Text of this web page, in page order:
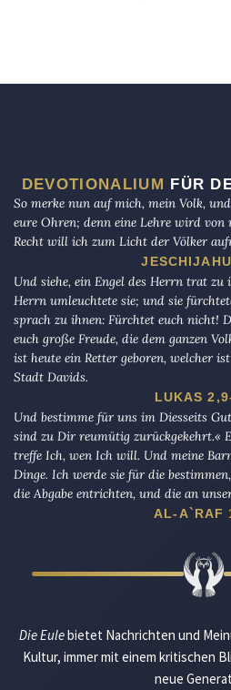
DEVOTIONALIUM FÜR
So merke nun auf mich, mein Volk,
eure Ohren; denn eine Lehre wird von
Recht will ich zum Licht der Völker
Und siehe, ein Engel des Herrn trat zu
Herrn umleuchtete sie; und sie
sprach zu ihnen: Fürchtet euch nicht!
euch große Freude, die dem ganzen
ist heute ein Retter geboren, welcher
Stadt Davids.
LUKAS
Und bestimme für uns im Diesseits
sind zu Dir reumütig zurückgekehrt.«
treffe Ich, wen Ich will. Und meine
Dinge. Ich werde sie für die
die Abgabe entrichten, und die an
AL-A`RAF
Die Eulebietet Nachrichten und
Kultur, immer mit einem kritischen
neue